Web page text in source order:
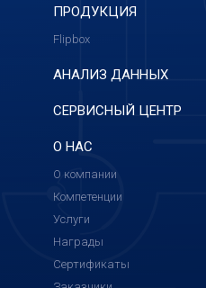
АНАЛИЗ ДАННЫХ
СЕРВИСНЫЙ ЦЕНТР
О НАС
О компании
Компетенции
Услуги
Награды
Сертификаты
ПРОДУКЦИЯ
Flipbox